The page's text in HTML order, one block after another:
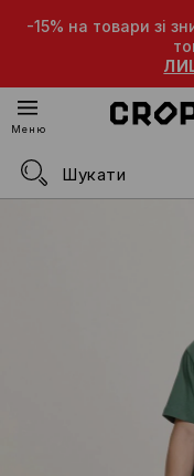
-15% на товари зі
Меню